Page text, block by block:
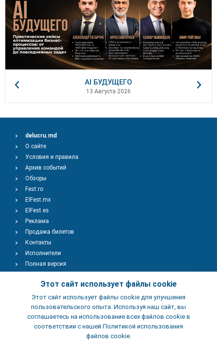
AI БУДУЩЕГО
13 Августа 2026
Этот сайт использует файлы cookie
Этот сайт использует файлы cookie для улучшения
пользовательского опыта. Используя наш сайт, вы
соглашаетесь на использование всех файлов cookie в
соответствии с нашей Политикой использования
файлов cookie.
delucru.md
О сайте
Условия и правила
Архив событий
Обзоры
Fest.ro
ElFest.mx
ElFest.es
Реклама
Продажа билетов
Контакты
Исполнители
Полная версия
Добавить Событие
Добавить Заведение